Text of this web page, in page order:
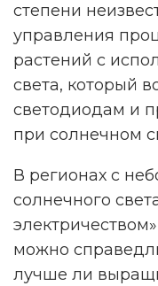
степени
управления
растений с
света, который
светодиодам и
при солнечном
В регионах с
солнечного
можно
лучше ли